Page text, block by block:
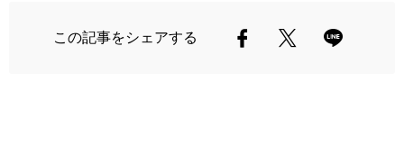
この記事をシェアする